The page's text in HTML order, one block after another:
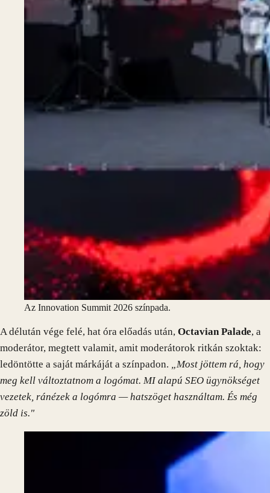
Az Innovation Summit 2026 színpada.
A délután vége felé, hat óra előadás után, Octavian Palade, a
moderátor, megtett valamit, amit moderátorok ritkán szoktak:
ledöntötte a saját márkáját a színpadon. „Most jöttem rá, hogy
meg kell változtatnom a logómat. MI alapú SEO ügynökséget
vezetek, ránézek a logómra — hatszöget használtam. És még
zöld is."